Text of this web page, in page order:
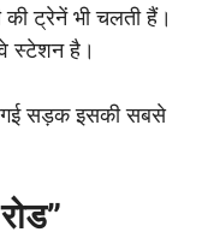
ट्रेनें भी चलती हैं।
स्टेशन है।
गई सड़क इसकी सबसे